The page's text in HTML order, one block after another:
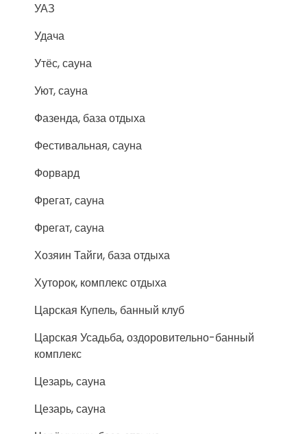
УАЗ
Удача
Утёс, сауна
Уют, сауна
Фазенда, база отдыха
Фестивальная, сауна
Форвард
Фрегат, сауна
Фрегат, сауна
Хозяин Тайги, база отдыха
Хуторок, комплекс отдыха
Царская Купель, банный клуб
Царская Усадьба, оздоровительно-банный
комплекс
Цезарь, сауна
Цезарь, сауна